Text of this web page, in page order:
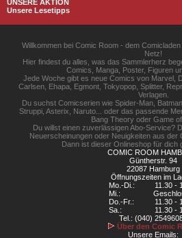
UNSERE AKTION
Unsere Lesetipps
Willkommen bei Comic Room - dem
Netz!
Hier findest du alles, was das Sammlerherz
Comics, Manga, Poster, Figuren
Jede Woche gibt es neue Comics von Marvel,
Carlsen, Ehapa, Egmont, Tokyopop, Splitter,
Verlagen.
Du suchst Comicserien wie Spider-Man,
Struppi, Asterix, Naruto... oder das passende
Bang Theory oder Game
Du willst einen zuverlässigen Abo-Service?
Neuerscheinungen oder Neuigkeiten aus der
Dann ist dieser Onlineshop für dich
COMIC ROOM
Güntherstr. 94
22087 Hamburg
Öffnungszeiten im
Mo.-Di.:
11.30 -
Mi.:
Do.-Fr.:
11.30 -
Sa.:
11.30 -
Tel.: (040)
Über den Comic
Unsere Emails: